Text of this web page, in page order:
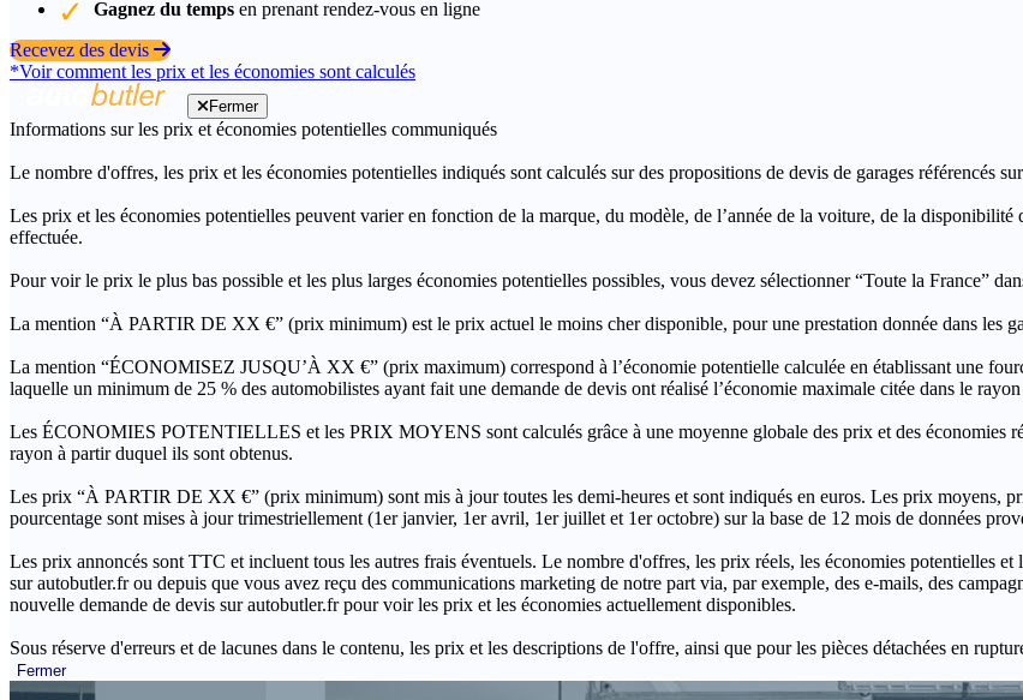
Gagnez du temps en prenant rendez-vous en ligne
Recevez des devis
*Voir comment les prix et les économies sont calculés
Fermer
Informations sur les prix et économies potentielles communiqués
Le nombre d'offres, les prix et les économies potentielles indiqués sont calculés sur des propositions de devis de garages référencés
Les prix et les économies potentielles peuvent varier en fonction de la marque, du modèle, de l’année de la voiture, de la
effectuée.
Pour voir le prix le plus bas possible et les plus larges économies potentielles possibles, vous devez sélectionner “Toute la France”
La mention “À PARTIR DE XX €” (prix minimum) est le prix actuel le moins cher disponible, pour une prestation donnée dans les
La mention “ÉCONOMISEZ JUSQU’À XX €” (prix maximum) correspond à l’économie potentielle calculée en établissant une
laquelle un minimum de 25 % des automobilistes ayant fait une demande de devis ont réalisé l’économie maximale citée dans le
Les ÉCONOMIES POTENTIELLES et les PRIX MOYENS sont calculés grâce à une moyenne globale des prix et des économies
rayon à partir duquel ils sont obtenus.
Les prix “À PARTIR DE XX €” (prix minimum) sont mis à jour toutes les demi-heures et sont indiqués en euros. Les prix moyens,
pourcentage sont mises à jour trimestriellement (1er janvier, 1er avril, 1er juillet et 1er octobre) sur la base de 12 mois de données
Les prix annoncés sont TTC et incluent tous les autres frais éventuels. Le nombre d'offres, les prix réels, les économies potentielles
sur autobutler.fr ou depuis que vous avez reçu des communications marketing de notre part via, par exemple, des e-mails, des
nouvelle demande de devis sur autobutler.fr pour voir les prix et les économies actuellement disponibles.
Sous réserve d'erreurs et de lacunes dans le contenu, les prix et les descriptions de l'offre, ainsi que pour les pièces détachées en
Fermer